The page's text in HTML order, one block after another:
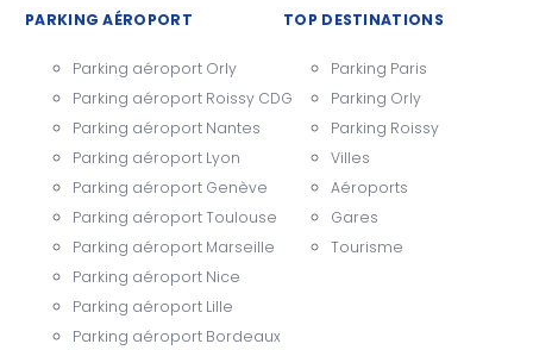
PARKING AÉROPORT
Parking aéroport Orly
Parking aéroport Roissy CDG
Parking aéroport Nantes
Parking aéroport Lyon
Parking aéroport Genève
Parking aéroport Toulouse
Parking aéroport Marseille
Parking aéroport Nice
Parking aéroport Lille
Parking aéroport Bordeaux
TOP DESTINATIONS
Parking Paris
Parking Orly
Parking Roissy
Villes
Aéroports
Gares
Tourisme